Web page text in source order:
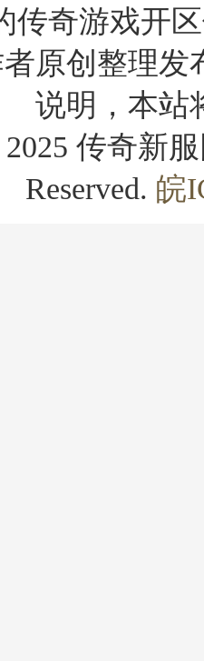
传奇游戏开
原创整理
说明，本站
传奇新
Reserved. 皖